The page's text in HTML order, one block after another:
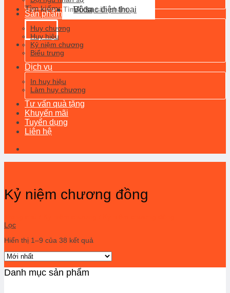
Tìm kiếm: Ví da
Bộ sạc điện thoại
Sản phẩm
Huy chương
Huy hiệu
Kỷ niệm chương
Biểu trưng
Dịch vụ
In huy hiệu
Làm huy chương
Tư vấn quà tặng
Khuyến mãi
Tuyển dụng
Liên hệ
Kỷ niệm chương đồng
Lọc
Hiển thị 1–9 của 38 kết quả
Danh mục sản phẩm